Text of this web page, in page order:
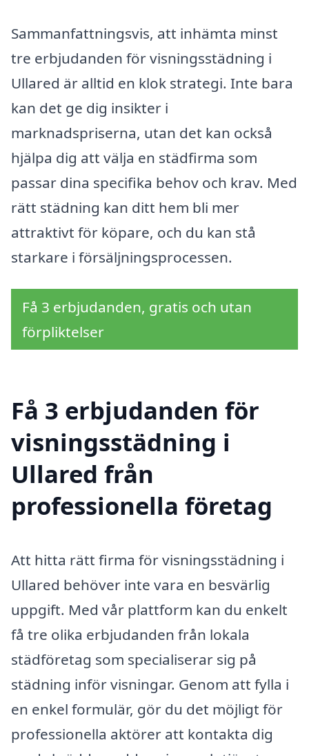
Sammanfattningsvis, att inhämta minst
tre erbjudanden för visningsstädning i
Ullared är alltid en klok strategi. Inte bara
kan det ge dig insikter i
marknadspriserna, utan det kan också
hjälpa dig att välja en städfirma som
passar dina specifika behov och krav. Med
rätt städning kan ditt hem bli mer
attraktivt för köpare, och du kan stå
starkare i försäljningsprocessen.
Få 3 erbjudanden, gratis och utan
förpliktelser
Få 3 erbjudanden för
visningsstädning i
Ullared från
professionella företag
Att hitta rätt firma för visningsstädning i
Ullared behöver inte vara en besvärlig
uppgift. Med vår plattform kan du enkelt
få tre olika erbjudanden från lokala
städföretag som specialiserar sig på
städning inför visningar. Genom att fylla i
en enkel formulär, gör du det möjligt för
professionella aktörer att kontakta dig